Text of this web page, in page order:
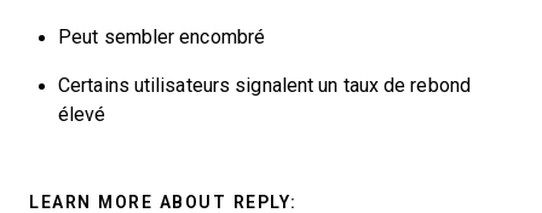
Peut sembler encombré
Certains utilisateurs signalent un taux de rebond
élevé
LEARN MORE ABOUT REPLY: